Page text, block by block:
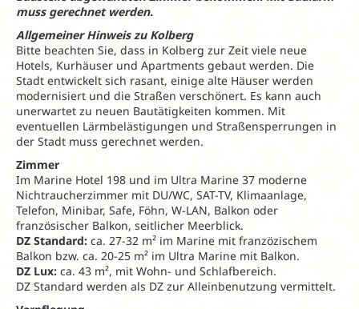
muss gerechnet werden.
Allgemeiner Hinweis zu Kolberg
Bitte beachten Sie, dass in Kolberg zur Zeit viele neue
Hotels, Kurhäuser und Apartments gebaut werden. Die
Stadt entwickelt sich rasant, einige alte Häuser werden
modernisiert und die Straßen verschönert. Es kann auch
unerwartet zu neuen Bautätigkeiten kommen. Mit
eventuellen Lärmbelästigungen und Straßensperrungen in
der Stadt muss gerechnet werden.
Zimmer
Im Marine Hotel 198 und im Ultra Marine 37 moderne
Nichtraucherzimmer mit DU/WC, SAT-TV, Klimaanlage,
Telefon, Minibar, Safe, Föhn, W-LAN, Balkon oder
französischer Balkon, seitlicher Meerblick.
DZ Standard: ca. 27-32 m² im Marine mit franzözischem
Balkon bzw. ca. 20-25 m² im Ultra Marine mit Balkon.
DZ Lux: ca. 43 m², mit Wohn- und Schlafbereich.
DZ Standard werden als DZ zur Alleinbenutzung vermittelt.